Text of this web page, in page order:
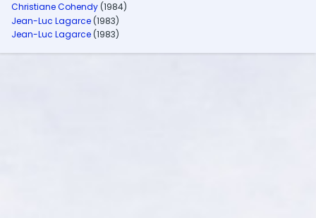
Christiane Cohendy (1984)
Jean-Luc Lagarce (1983)
Jean-Luc Lagarce (1983)